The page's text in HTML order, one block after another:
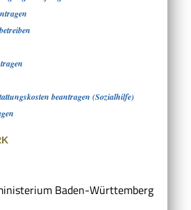
beantragen (Sozialhilfe)
Baden-Württemberg